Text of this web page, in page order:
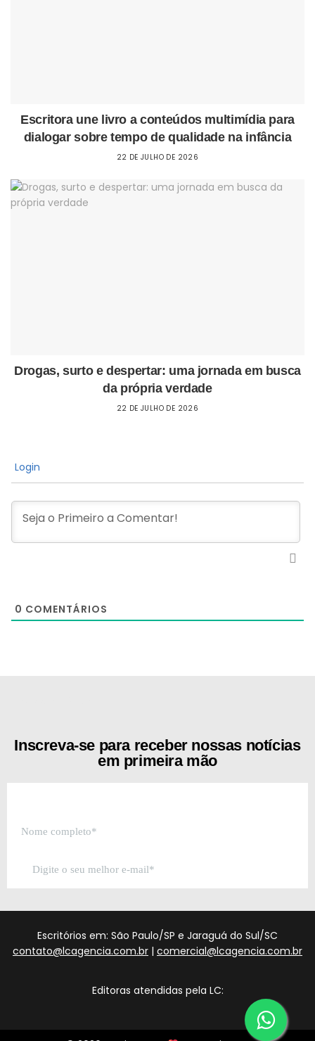
Escritora une livro a conteúdos multimídia para
dialogar sobre tempo de qualidade na infância
22 DE JULHO DE 2026
Drogas, surto e despertar: uma jornada em busca
da própria verdade
22 DE JULHO DE 2026
Login
0 COMENTÁRIOS
Inscreva-se para receber nossas notícias
em primeira mão
Escritórios em: São Paulo/SP e Jaraguá do Sul/SC
contato@lcagencia.com.br | comercial@lcagencia.com.br
Editoras atendidas pela LC: